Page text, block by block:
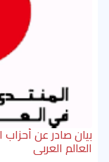
بيان صادر عن
العالم العربي